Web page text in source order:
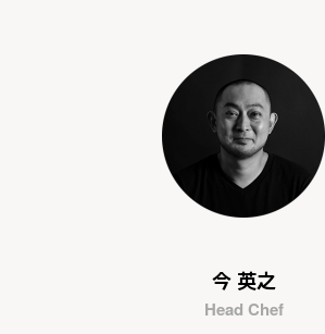
今 英之
Head Chef